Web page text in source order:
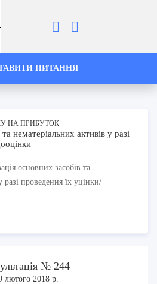
ПИТАННЯ
НА ПРИБУТОК
нематеріальних активів у разі
основних засобів та
разі проведення їх уцінки/
№ 244
лютого 2018 р.